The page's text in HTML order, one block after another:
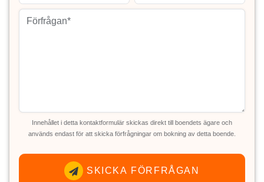
Innehållet i detta kontaktformulär skickas direkt till boendets ägare och
används endast för att skicka förfrågningar om bokning av detta boende.
SKICKA FÖRFRÅGAN